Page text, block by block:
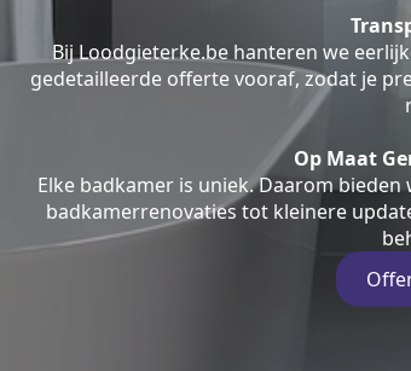
Bij Loodgieterke.be hanteren we
gedetailleerde offerte vooraf, zodat je
Op Maat
Elke badkamer is uniek. Daarom
badkamerrenovaties tot kleinere